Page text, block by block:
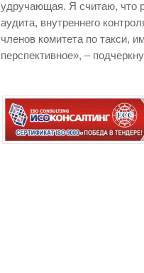
удручающая. Я считаю, что
аудита, внутреннего
членов комитета по такси,
перспективное», –